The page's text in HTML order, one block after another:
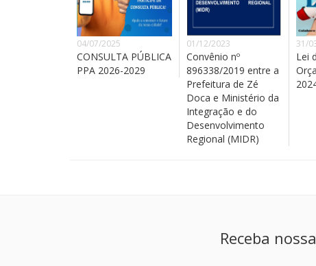
04/07/2025
CONSULTA PÚBLICA
PPA 2026-2029
01/12/2023
Convênio nº
896338/2019 entre a
Prefeitura de Zé
Doca e Ministério da
Integração e do
Desenvolvimento
Regional (MIDR)
31/
Lei
Receba